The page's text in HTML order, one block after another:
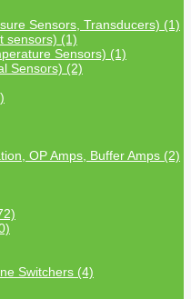
Sensors, Transducers) (1)
sensors) (1)
Sensors) (1)
Sensors) (2)
OP Amps, Buffer Amps (2)
Switchers (4)